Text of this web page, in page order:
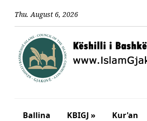
Thu. August 6, 2026
Ballina KBIGJ » Kur'an